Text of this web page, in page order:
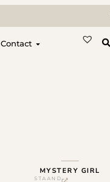
Contact
MYSTERY GIRL
STAAND